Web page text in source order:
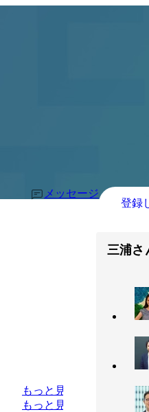
メッセージ
登録
もっと見る
もっと見る
三浦さ